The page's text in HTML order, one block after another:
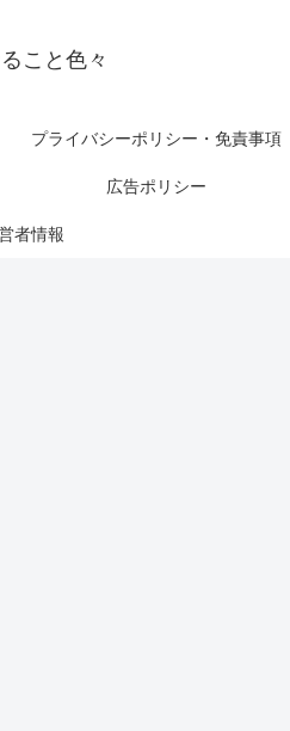
こと色々
プライバシーポリシー・免責事項
広告ポリシー
者情報